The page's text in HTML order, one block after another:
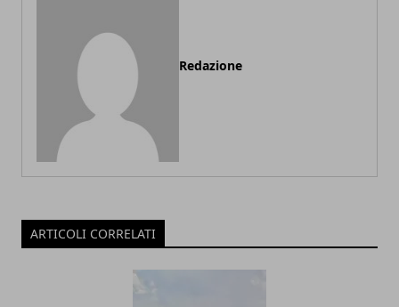
Redazione
ARTICOLI CORRELATI